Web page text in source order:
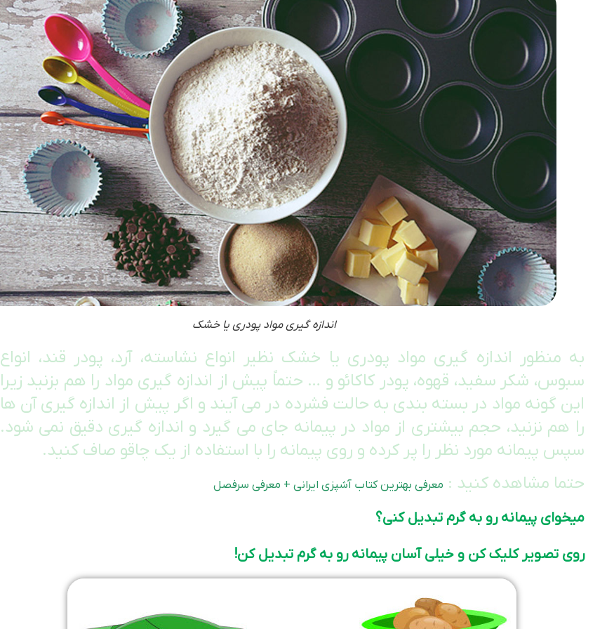
اندازه گیری مواد پودری یا خشک
به منظور اندازه گیری مواد پودری یا خشک نظیر انواع نشاسته، آرد، پودر قند، انواع
سبوس، شکر سفید، قهوه، پودر کاکائو و … حتماً پیش از اندازه گیری مواد را هم بزنید زیرا
این گونه مواد در بسته بندی به حالت فشرده در می آیند و اگر پیش از اندازه گیری آن ها
را هم نزنید، حجم بیشتری از مواد در پیمانه جای می گیرد و اندازه گیری دقیق نمی شود.
سپس پیمانه مورد نظر را پر کرده و روی پیمانه را با استفاده از یک چاقو صاف کنید.
حتما مشاهده کنید : معرفی بهترین کتاب آشپزی ایرانی + معرفی سرفصل
میخوای پیمانه رو به گرم تبدیل کنی؟
روی تصویر کلیک کن و خیلی آسان پیمانه رو به گرم تبدیل کن!